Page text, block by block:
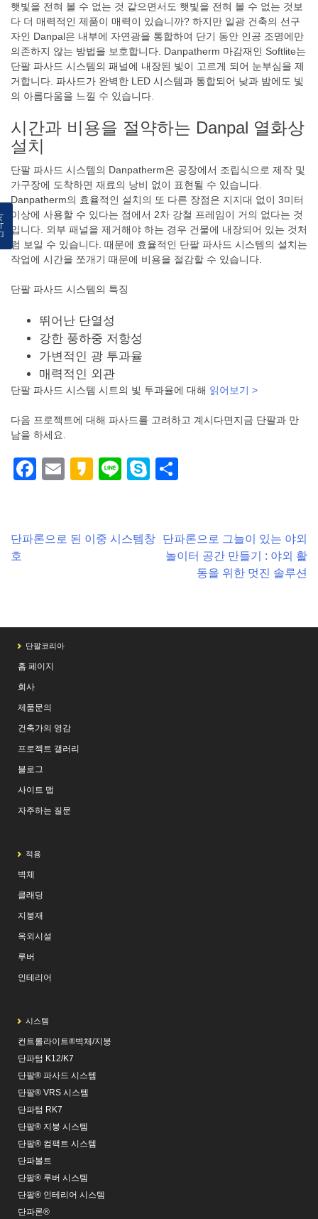
햇빛을 전혀 볼 수 없는 것 같으면서도 햇빛을 전혀 볼 수 없는 것보
다 더 매력적인 제품이 매력이 있습니까? 하지만 일광 건축의 선구
자인 Danpal은 내부에 자연광을 통합하여 단기 동안 인공 조명에만
의존하지 않는 방법을 보호합니다. Danpatherm 마감재인 Softlite는
단팔 파사드 시스템의 패널에 내장된 빛이 고르게 되어 눈부심을 제
거합니다. 파사드가 완벽한 LED 시스템과 통합되어 낮과 밤에도 빛
의 아름다움을 느낄 수 있습니다.
시간과 비용을 절약하는 Danpal 열화상
설치
단팔 파사드 시스템의 Danpatherm은 공장에서 조립식으로 제작 및
가구장에 도착하면 재료의 낭비 없이 표현될 수 있습니다.
Danpatherm의 효율적인 설치의 또 다른 장점은 지지대 없이 3미터
이상에 사용할 수 있다는 점에서 2차 강철 프레임이 거의 없다는 것
입니다. 외부 패널을 제거해야 하는 경우 건물에 내장되어 있는 것처
럼 보일 수 있습니다. 때문에 효율적인 단팔 파사드 시스템의 설치는
작업에 시간을 쪼개기 때문에 비용을 절감할 수 있습니다.
단팔 파사드 시스템의 특징
뛰어난 단열성
강한 풍하중 저항성
가변적인 광 투과율
매력적인 외관
단팔 파사드 시스템 시트의 빛 투과율에 대해 읽어보기 >
다음 프로젝트에 대해 파사드를 고려하고 계시다면지금 단팔과 만
남을 하세요.
Facebook
EmailKakaoLineSkype
Post
navigation
단파론으로 된 이중 시스템창
호
단파론으로 그늘이 있는 야외
놀이터 공간 만들기 : 야외 활
동을 위한 멋진 솔루션
단팔코리아
홈 페이지
회사
제품문의
건축가의 영감
프로젝트 갤러리
블로그
사이트 맵
자주하는 질문
적용
벽체
클래딩
지붕재
옥외시설
루버
인테리어
시스템
컨트롤라이트®벽체/지붕
단파텀 K12/K7
단팔® 파사드 시스템
단팔® VRS 시스템
단파텀 RK7
단팔® 지붕 시스템
단팔® 컴팩트 시스템
단파볼트
단팔® 루버 시스템
단팔® 인테리어 시스템
단파론®